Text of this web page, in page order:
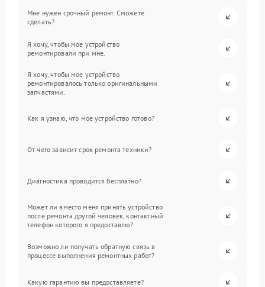
Мне нужен срочный ремонт. Сможете
сделать?
Я хочу, чтобы мое устройство
ремонтировали при мне.
Я хочу, чтобы мое устройство
ремонтировалось только оригинальными
запчастями.
Как я узнаю, что мое устройство готово?
От чего зависит срок ремонта техники?
Диагностика проводится бесплатно?
Может ли вместо меня принять устройство
после ремонта другой человек, контактный
телефон которого я предоставлю?
Возможно ли получать обратную связь в
процессе выполнения ремонтных работ?
Какую гарантию вы предоставляете?